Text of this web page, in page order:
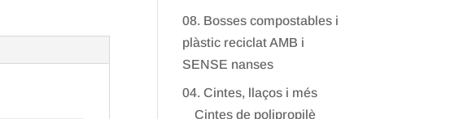
08. Bosses compostables i
plàstic reciclat AMB i
SENSE nanses
04. Cintes, llaços i més
Cintes de polipropilè